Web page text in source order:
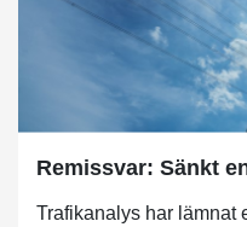
Remissvar: Sänkt
Trafikanalys har lämnat